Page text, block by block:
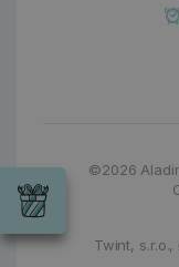
©2026
Twint, s.r.o.,
Wrendale
příležitost